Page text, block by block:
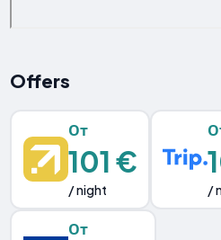
Offers
От
101 €
/ night /
От